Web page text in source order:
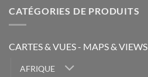
CATÉGORIES DE PRODUITS
CARTES & VUES - MAPS & VIEWS
AFRIQUE